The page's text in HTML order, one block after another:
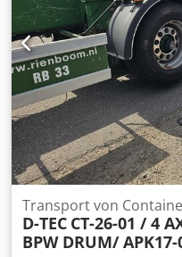
Transport von
D-TEC CT-26-01 / 4
BPW DRUM/